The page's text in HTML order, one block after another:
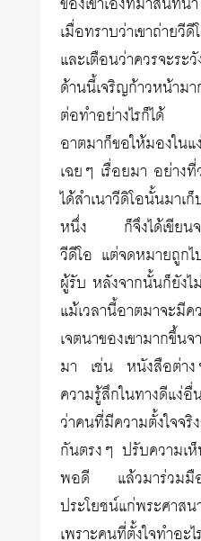
เมื่อทราบว่าเขาถ่ายวี
และเตือนว่าควรจะร
ด้านนี้เจริญก้าวหน้าม
ต่อทำอย่างไรก็ได้
อาตมาก็ขอให้มองใน
เฉยๆ เรื่อยมา อย่าง
ได้สำเนาวีดิโอนั้นมาเ
หนึ่ง ก็จึงได้เขียนจ
วีดีโอ แต่จดหมายถูก
ผู้รับ หลังจากนั้นก็ยังไ
แม้เวลานี้อาตมาจะมีค
เจตนาของเขามากขึ้น
มา เช่น หนังสือต่า
ความรู้สึกในทางดีแ
ว่าคนที่มีความตั้งใจจ
กันตรงๆ ปรับความเห็
พอดี แล้วมาร่วมมื
ประโยชน์แก่พระศาส
เพราะคนที่ตั้งใจทำอ